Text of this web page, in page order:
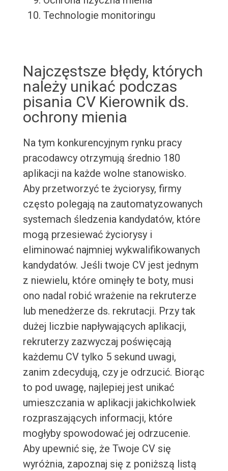
Technologie monitoringu
Najczęstsze błędy, których
należy unikać podczas
pisania CV Kierownik ds.
ochrony mienia
Na tym konkurencyjnym rynku pracy
pracodawcy otrzymują średnio 180
aplikacji na każde wolne stanowisko.
Aby przetworzyć te życiorysy, firmy
często polegają na zautomatyzowanych
systemach śledzenia kandydatów, które
mogą przesiewać życiorysy i
eliminować najmniej wykwalifikowanych
kandydatów. Jeśli twoje CV jest jednym
z niewielu, które ominęły te boty, musi
ono nadal robić wrażenie na rekruterze
lub menedżerze ds. rekrutacji. Przy tak
dużej liczbie napływających aplikacji,
rekruterzy zazwyczaj poświęcają
każdemu CV tylko 5 sekund uwagi,
zanim zdecydują, czy je odrzucić. Biorąc
to pod uwagę, najlepiej jest unikać
umieszczania w aplikacji jakichkolwiek
rozpraszających informacji, które
mogłyby spowodować jej odrzucenie.
Aby upewnić się, że Twoje CV się
wyróżnia, zapoznaj się z poniższą listą